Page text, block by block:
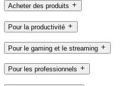
Acheter des produits
Pour la productivité
Pour le gaming et le streaming
Pour les professionnels